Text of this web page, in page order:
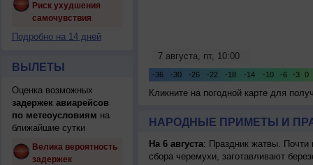
Риск ухудшения
самочувствия
Подробно на 14 дней
ВЫЛЕТЫ
Оценка возможных
задержек авиарейсов
по метеоусловиям на
ближайшие сутки
Велика вероятность
задержек
Кликните на погодной карте для
НАРОДНЫЕ ПРИМЕТЫ И
На 6 августа: Праздник жатвы. Почти
сбора черемухи, заготавливают